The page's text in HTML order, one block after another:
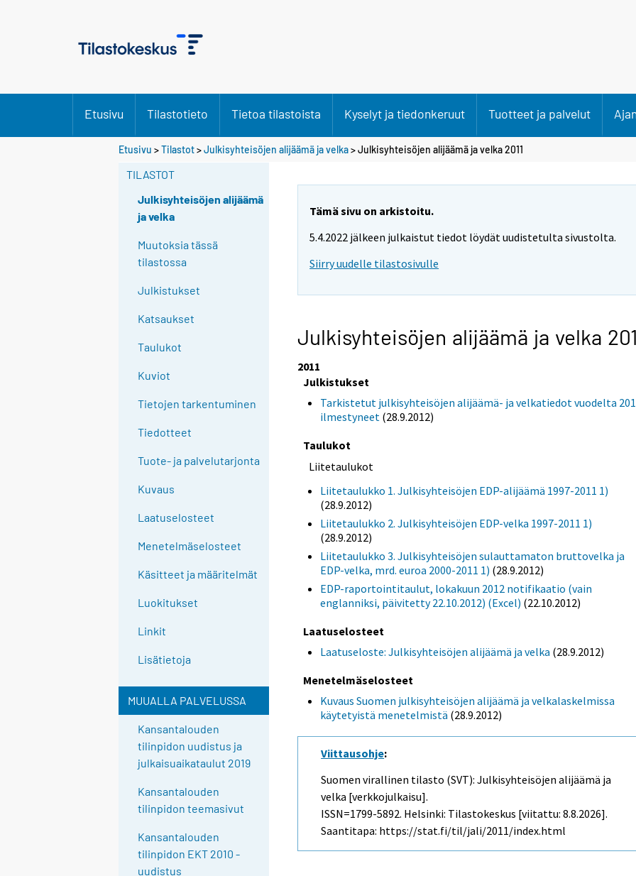
Etusivu Tilastotieto Tietoa tilastoista Kyselyt ja tiedonkeruut Tuotteet ja palvelut
Etusivu >Tilastot>Julkisyhteisöjen alijäämä ja velka> Julkisyhteisöjen alijäämä ja velka 2011
TILASTOT
Julkisyhteisöjen alijäämä
ja velka
Muutoksia tässä
tilastossa
Julkistukset
Katsaukset
Taulukot
Kuviot
Tietojen tarkentuminen
Tiedotteet
Tuote- ja palvelutarjonta
Kuvaus
Laatuselosteet
Menetelmäselosteet
Käsitteet ja määritelmät
Luokitukset
Linkit
Lisätietoja
MUUALLA PALVELUSSA
Kansantalouden
tilinpidon uudistus ja
julkaisuaikataulut 2019
Kansantalouden
tilinpidon teemasivut
Kansantalouden
tilinpidon EKT 2010 -
uudistus
Tämä sivu on arkistoitu.
5.4.2022 jälkeen julkaistut tiedot löydät uudistetulta sivustolta.
Siirry uudelle tilastosivulle
Julkisyhteisöjen alijäämä ja velka
2011
Julkistukset
Tarkistetut julkisyhteisöjen alijäämä- ja velkatiedot vuodelta
ilmestyneet (28.9.2012)
Taulukot
Liitetaulukot
Liitetaulukko 1. Julkisyhteisöjen EDP-alijäämä 1997-2011 1)
(28.9.2012)
Liitetaulukko 2. Julkisyhteisöjen EDP-velka 1997-2011 1)
(28.9.2012)
Liitetaulukko 3. Julkisyhteisöjen sulauttamaton bruttovelka ja
EDP-velka, mrd. euroa 2000-2011 1) (28.9.2012)
EDP-raportointitaulut, lokakuun 2012 notifikaatio (vain
englanniksi, päivitetty 22.10.2012) (Excel) (22.10.2012)
Laatuselosteet
Laatuseloste: Julkisyhteisöjen alijäämä ja velka (28.9.2012)
Menetelmäselosteet
Kuvaus Suomen julkisyhteisöjen alijäämä ja velkalaskelmissa
käytetyistä menetelmistä (28.9.2012)
Viittausohje:
Suomen virallinen tilasto (SVT): Julkisyhteisöjen alijäämä ja
velka [verkkojulkaisu].
ISSN=1799-5892. Helsinki: Tilastokeskus [viitattu: 8.8.2026].
Saantitapa: https://stat.fi/til/jali/2011/index.html